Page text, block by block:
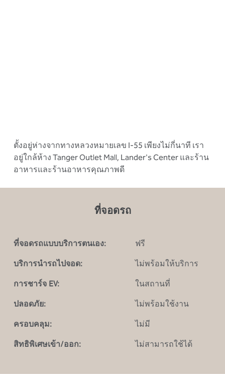
ตั้งอยู่ห่างจากทางหลวงหมายเลข I-55 เพียงไม่กี่นาที เรา
อยู่ใกล้ห้าง Tanger Outlet Mall, Lander's Center และร้าน
อาหารและร้านอาหารคุณภาพดี
ที่จอดรถ
ที่จอดรถแบบบริการตนเอง: ฟรี
บริการนํารถไปจอด: ไม่พร้อมให้บริการ
การชาร์จ EV: ในสถานที่
ปลอดภัย: ไม่พร้อมใช้งาน
ครอบคลุม: ไม่มี
สิทธิพิเศษเข้า/ออก: ไม่สามารถใช้ได้